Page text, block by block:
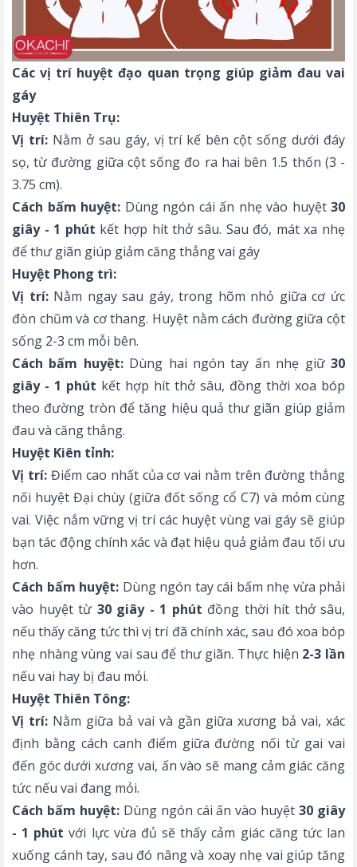
Các vị trí huyệt đạo quan trọng giúp giảm đau vai
gáy
Huyệt Thiên Trụ:
Vị trí:Nằm ở sau gáy, vị trí kế bên cột sống dưới đáy
sọ, từ đường giữa cột sống đo ra hai bên 1.5 thốn (3 -
3.75 cm).
Cách bấm huyệt: Dùng ngón cái ấn nhẹ vào huyệt 30
giây - 1 phút kết hợp hít thở sâu. Sau đó, mát xa nhẹ
để thư giãn giúp giảm căng thẳng vai gáy
Huyệt Phong trì:
Vị trí: Nằm ngay sau gáy, trong hõm nhỏ giữa cơ ức
đòn chũm và cơ thang. Huyệt nằm cách đường giữa cột
sống 2-3 cm mỗi bên.
Cách bấm huyệt: Dùng hai ngón tay ấn nhẹ giữ30
giây - 1 phút kết hợp hít thở sâu, đồng thời xoa bóp
theo đường tròn để tăng hiệu quả thư giãn giúp giảm
đau và căng thẳng.
Huyệt Kiên tỉnh:
Vị trí:Điểm cao nhất của cơ vai nằm trên đường thẳng
nối huyệt Đại chùy (giữa đốt sống cổ C7) và mỏm cùng
vai. Việc nắm vững vị trí các huyệt vùng vai gáy sẽ giúp
bạn tác động chính xác và đạt hiệu quả giảm đau tối ưu
hơn.
Cách bấm huyệt: Dùng ngón tay cái bấm nhẹ vừa phải
vào huyệt từ 30 giây - 1 phút đồng thời hít thở sâu,
nếu thấy căng tức thì vị trí đã chính xác, sau đó xoa bóp
nhẹ nhàng vùng vai sau để thư giãn. Thực hiện 2-3 lần
nếu vai hay bị đau mỏi.
Huyệt Thiên Tông:
Vị trí: Nằm giữa bả vai và gần giữa xương bả vai, xác
định bằng cách canh điểm giữa đường nối từ gai vai
đến góc dưới xương vai, ấn vào sẽ mang cảm giác căng
tức nếu vai đang mỏi.
Cách bấm huyệt: Dùng ngón cái ấn vào huyệt30 giây
- 1 phút với lực vừa đủ sẽ thấy cảm giác căng tức lan
xuống cánh tay, sau đó nâng và xoay nhẹ vai giúp tăng